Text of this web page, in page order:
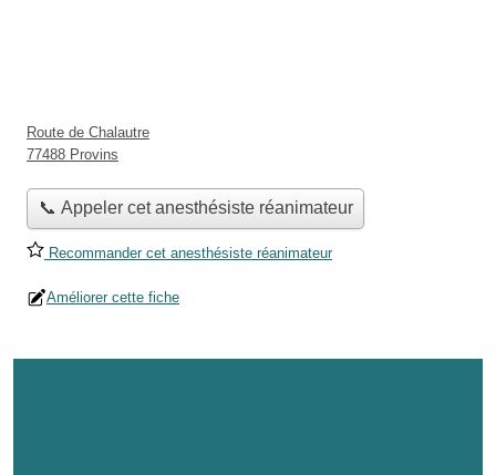
Route de Chalautre
77488 Provins
📞 Appeler cet anesthésiste réanimateur
Recommander cet anesthésiste réanimateur
Améliorer cette fiche